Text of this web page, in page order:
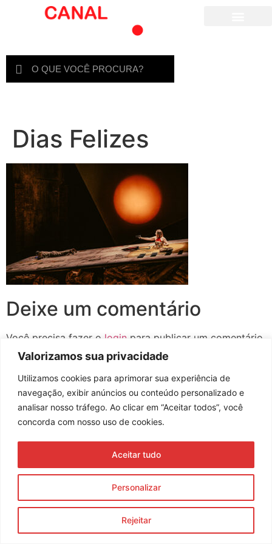
Valorizamos sua privacidade
Utilizamos cookies para aprimorar sua experiência de
navegação, exibir anúncios ou conteúdo personalizado e
analisar nosso tráfego. Ao clicar em “Aceitar todos”, você
concorda com nosso uso de cookies.
Personalizar
Rejeitar
Aceitar tudo
Dias Felizes
Deixe um comentário
Você precisa fazer o login para publicar um comentário.
Assine nossa newsletter
© 2023 Morente Forte. Todos os direitos reservados
Política de Privacidade e Termos de Uso